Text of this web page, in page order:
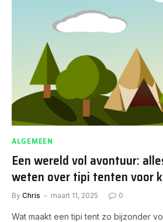
ALGEMEEN
Een wereld vol avontuur:
weten over tipi tenten voor
By Chris maart 11, 2025 0
Wat maakt een tipi tent zo bijzonder